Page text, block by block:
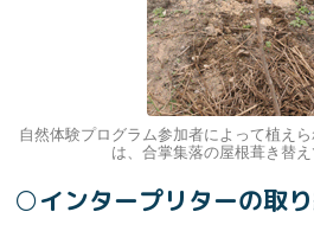
自然体験プログラム参加者によって植え
は、合掌集落の屋根葺き替え
○インタープリターの取